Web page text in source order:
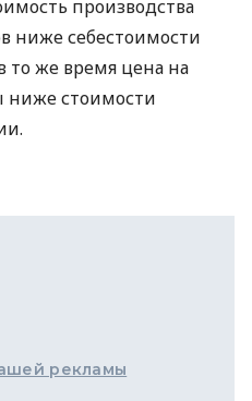
производства
ниже себестоимости
то же время цена на
ниже стоимости
рекламы